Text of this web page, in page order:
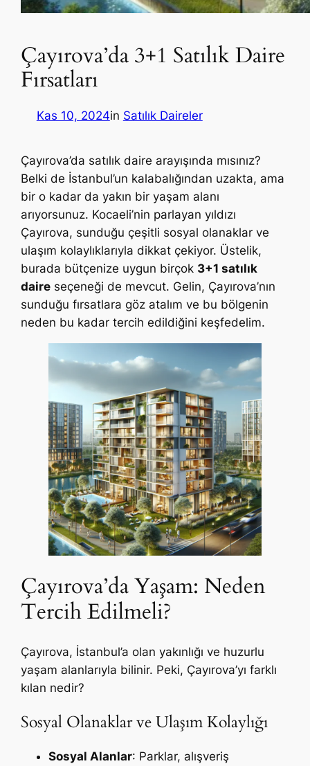
Çayırova’da 3+1 Satılık Daire
Fırsatları
Kas 10, 2024in Satılık Daireler
Çayırova’da satılık daire arayışında mısınız?
Belki de İstanbul’un kalabalığından uzakta, ama
bir o kadar da yakın bir yaşam alanı
arıyorsunuz. Kocaeli’nin parlayan yıldızı
Çayırova, sunduğu çeşitli sosyal olanaklar ve
ulaşım kolaylıklarıyla dikkat çekiyor. Üstelik,
burada bütçenize uygun birçok 3+1 satılık
daire seçeneği de mevcut. Gelin, Çayırova’nın
sunduğu fırsatlara göz atalım ve bu bölgenin
neden bu kadar tercih edildiğini keşfedelim.
Çayırova’da Yaşam: Neden
Tercih Edilmeli?
Çayırova, İstanbul’a olan yakınlığı ve huzurlu
yaşam alanlarıyla bilinir. Peki, Çayırova’yı farklı
kılan nedir?
Sosyal Olanaklar ve Ulaşım Kolaylığı
Sosyal Alanlar: Parklar, alışveriş